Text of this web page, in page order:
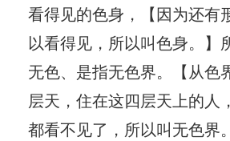
看得见的色身，【因为还有
以看得见，所以叫色身。】
无色、是指无色界。【从色
层天，住在这四层天上的人
都看不见了，所以叫无色界